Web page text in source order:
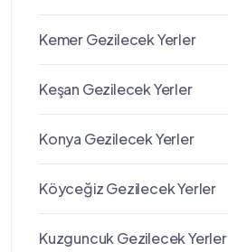
Kemer Gezilecek Yerler
Keşan Gezilecek Yerler
Konya Gezilecek Yerler
Köyceğiz Gezilecek Yerler
Kuzguncuk Gezilecek Yerler